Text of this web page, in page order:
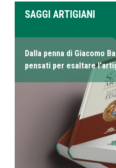
SAGGI ARTIGIANI
Dalla penna di Giacomo
pensati per esaltare